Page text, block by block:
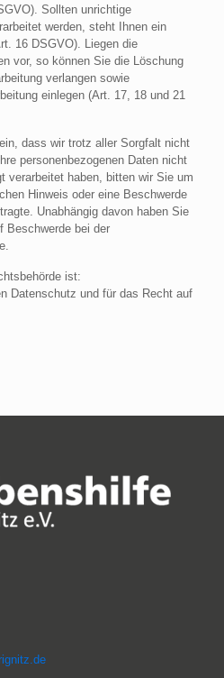
Sollten unrichtige
werden, steht Ihnen ein
16 DSGVO). Liegen die
vor, so können Sie die Löschung
verlangen sowie
einlegen (Art. 17, 18 und 21
dass wir trotz aller Sorgfalt nicht
personenbezogenen Daten nicht
verarbeitet haben, bitten wir Sie um
Hinweis oder eine Beschwerde
Unabhängig davon haben Sie
Beschwerde bei der
ist:
Datenschutz und für das Recht auf